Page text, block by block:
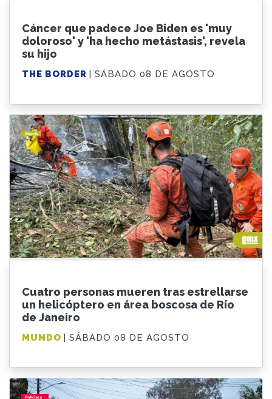
Cáncer que padece Joe Biden es 'muy
doloroso' y 'ha hecho metástasis', revela
su hijo
THE BORDER | SÁBADO 08 DE AGOSTO
Cuatro personas mueren tras estrellarse
un helicóptero en área boscosa de Río
de Janeiro
MUNDO | SÁBADO 08 DE AGOSTO